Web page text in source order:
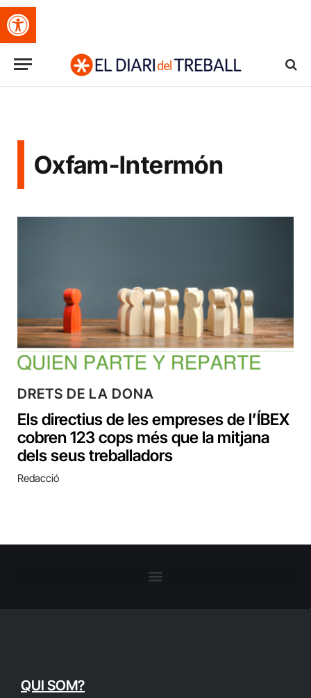
Obre la barra d'eines
Oxfam-Intermón
DRETS DE LA DONA
Els directius de les empreses de l’ÍBEX
cobren 123 cops més que la mitjana
dels seus treballadors
Redacció
QUI SOM?